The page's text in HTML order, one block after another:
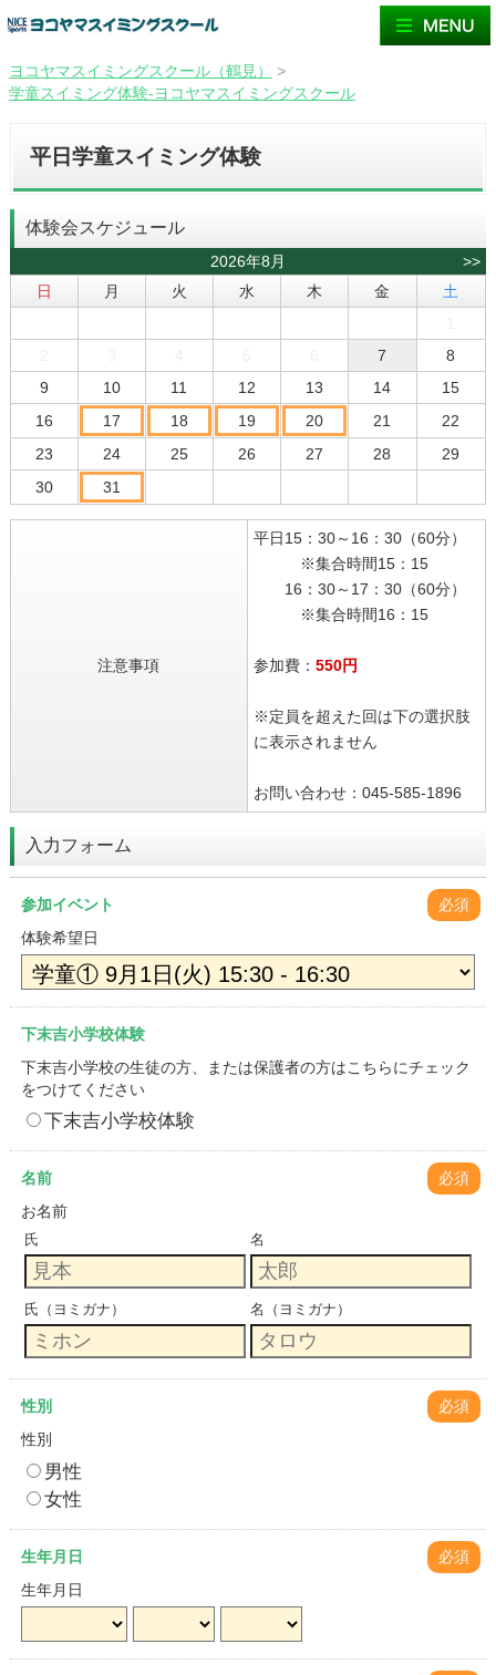
ヨコヤマスイミングスクール（鶴見）
>
学童スイミング体験-ヨコヤマスイミングスクール
平日学童スイミング体験
体験会スケジュール
2026年8月
>>
日
月 火 水 木 金
土
7
8
9
10 11 12 13 14
15
16
17 18 19 20 21
22
23
24 25 26 27 28
29
30
31
注意事項
平日15：30～16：30（60分）
※集合時間15：15
16：30～17：30（60分）
※集合時間16：15
参加費： 550円
※定員を超えた回は下の選択肢
に表示されません
お問い合わせ：045-585-1896
入力フォーム
参加イベント
必須
体験希望日
下末吉小学校体験
下末吉小学校の生徒の方、または保護者の方はこちらにチェック
をつけてください
下末吉小学校体験
名前
必須
お名前
氏 名
氏（ヨミガナ） 名（ヨミガナ）
性別
必須
性別
男性
女性
生年月日
必須
生年月日